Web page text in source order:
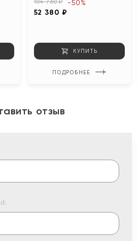
104 760 ₽
52 380 ₽
-50%
КУПИТЬ
ПОДРОБНЕЕ
отзыв